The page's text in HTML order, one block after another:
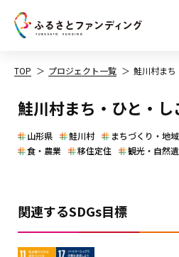
TOP プロジェクト一覧 鮭川村まち
鮭川村まち・ひと・
山形県 鮭川村 まちづくり・地
食・農業
移住定住 観光・自然
関連するSDGs目標